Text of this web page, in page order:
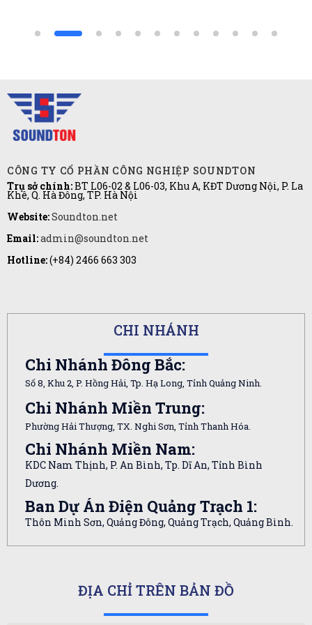
CÔNG TY CỔ PHẦN CÔNG NGHIỆP SOUNDTON
Trụ sở chính:BT L06-02 & L06-03, Khu A, KĐT Dương Nội, P. La
Khê, Q. Hà Đông, TP. Hà Nội
Website:Soundton.net
Email:admin@soundton.net
Hotline:(+84) 2466 663 303
CHI NHÁNH
Chi Nhánh Đông Bắc:
Số 8, Khu 2, P. Hồng Hải, Tp. Hạ Long, Tỉnh Quảng Ninh.
Chi Nhánh Miền Trung:
Phường Hải Thượng, TX. Nghi Sơn, Tỉnh Thanh Hóa.
Chi Nhánh Miền Nam:
KDC Nam Thịnh, P. An Bình, Tp. Dĩ An, Tỉnh Bình
Dương.
Ban Dự Án Điện Quảng Trạch 1:
Thôn Minh Sơn, Quảng Đông, Quảng Trạch, Quảng Bình.
ĐỊA CHỈ TRÊN BẢN ĐỒ